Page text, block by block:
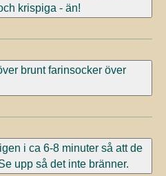
krispiga - än!
brunt farinsocker över
i ca 6-8 minuter så att de
upp så det inte bränner.